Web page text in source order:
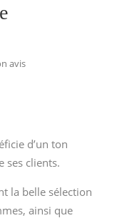
avis
d’un ton
ses clients.
la belle sélection
ainsi que